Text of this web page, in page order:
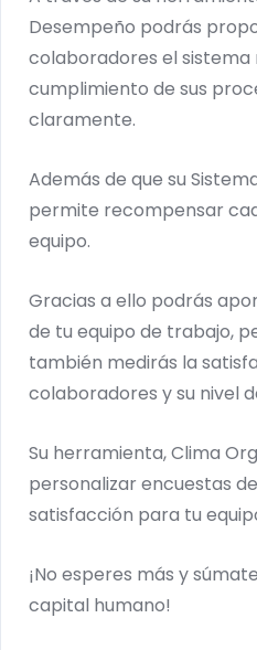
Desempeño podrás
colaboradores el sistema
cumplimiento de sus
claramente.
Además de que su
permite recompensar
equipo.
Gracias a ello podrás
de tu equipo de trabajo,
también medirás la
colaboradores y su nivel
Su herramienta, Clima
personalizar encuestas
satisfacción para tu
¡No esperes más y
capital humano!